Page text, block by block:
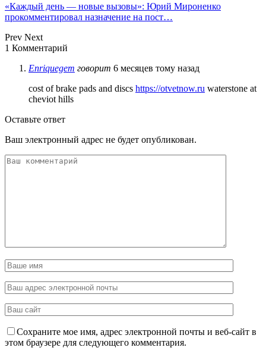
«Каждый день — новые вызовы»: Юрий Мироненко
прокомментировал назначение на пост…
Prev Next
1 Комментарий
Enriquegem говорит 6 месяцев тому назад
cost of brake pads and discs https://otvetnow.ru waterstone at
cheviot hills
Оставьте ответ
Ваш электронный адрес не будет опубликован.
Сохраните мое имя, адрес электронной почты и веб-сайт в
этом браузере для следующего комментария.